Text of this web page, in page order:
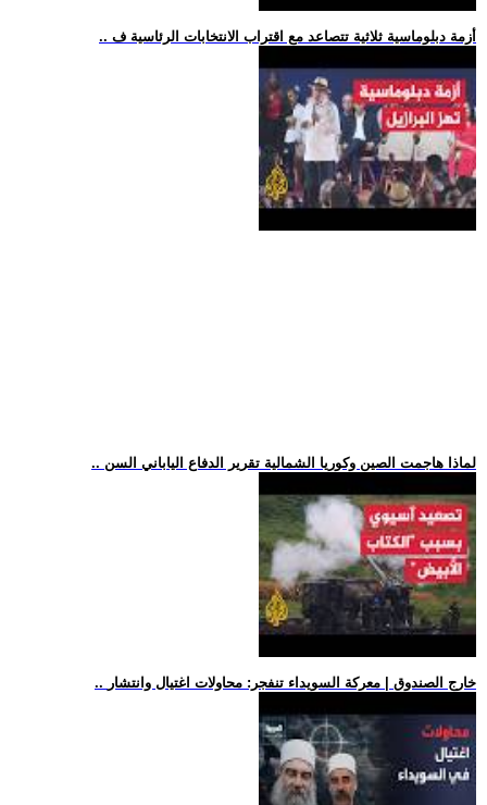
.. أزمة دبلوماسية ثلاثية تتصاعد مع اقتراب الانتخابات الرئاسية ف
.. لماذا هاجمت الصين وكوريا الشمالية تقرير الدفاع الياباني السن
.. خارج الصندوق | معركة السويداء تنفجر: محاولات اغتيال وانتشار